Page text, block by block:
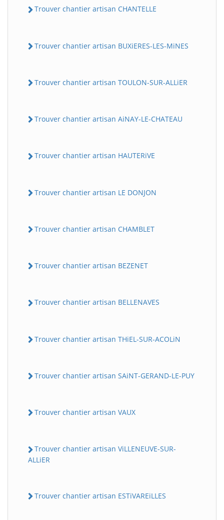
Trouver chantier artisan CHANTELLE
Trouver chantier artisan BUXiERES-LES-MiNES
Trouver chantier artisan TOULON-SUR-ALLiER
Trouver chantier artisan AiNAY-LE-CHATEAU
Trouver chantier artisan HAUTERiVE
Trouver chantier artisan LE DONJON
Trouver chantier artisan CHAMBLET
Trouver chantier artisan BEZENET
Trouver chantier artisan BELLENAVES
Trouver chantier artisan THiEL-SUR-ACOLiN
Trouver chantier artisan SAiNT-GERAND-LE-PUY
Trouver chantier artisan VAUX
Trouver chantier artisan ViLLENEUVE-SUR-
ALLiER
Trouver chantier artisan ESTiVAREiLLES